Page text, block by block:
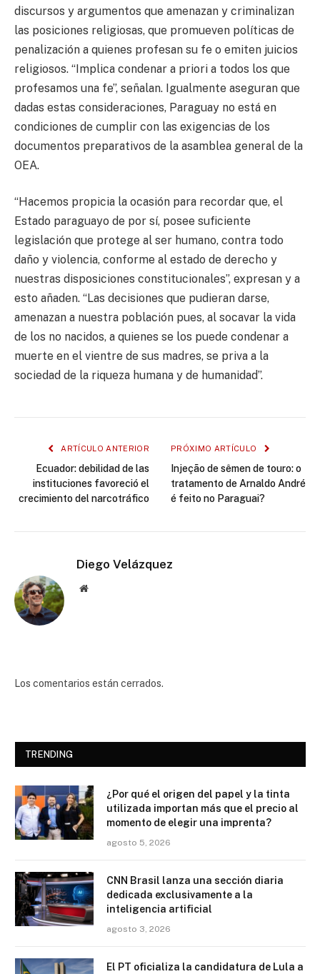
discursos y argumentos que amenazan y criminalizan
las posiciones religiosas, que promueven políticas de
penalización a quienes profesan su fe o emiten juicios
religiosos. “Implica condenar a priori a todos los que
profesamos una fe”, señalan. Igualmente aseguran que
dadas estas consideraciones, Paraguay no está en
condiciones de cumplir con las exigencias de los
documentos preparativos de la asamblea general de la
OEA.
“Hacemos propicia la ocasión para recordar que, el
Estado paraguayo de por sí, posee suficiente
legislación que protege al ser humano, contra todo
daño y violencia, conforme al estado de derecho y
nuestras disposiciones constitucionales”, expresan y a
esto añaden. “Las decisiones que pudieran darse,
amenazan a nuestra población pues, al socavar la vida
de los no nacidos, a quienes se los puede condenar a
muerte en el vientre de sus madres, se priva a la
sociedad de la riqueza humana y de humanidad”.
ARTÍCULO ANTERIOR
Ecuador: debilidad de las
instituciones favoreció el
crecimiento del narcotráfico
PRÓXIMO ARTÍCULO
Injeção de sêmen de touro: o
tratamento de Arnaldo André
é feito no Paraguai?
Diego Velázquez
Website
Los comentarios están cerrados.
TRENDING
¿Por qué el origen del papel y la tinta
utilizada importan más que el precio al
momento de elegir una imprenta?
agosto 5, 2026
CNN Brasil lanza una sección diaria
dedicada exclusivamente a la
inteligencia artificial
agosto 3, 2026
El PT oficializa la candidatura de Lula a